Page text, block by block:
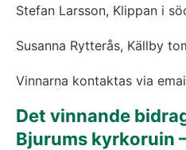
Stefan Larsson, Klippan i
Susanna Rytterås, Källby
Vinnarna kontaktas via
Det vinnande
Bjurums kyrkoruin